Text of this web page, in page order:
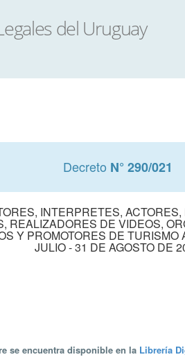
Decreto N° 290/021
INTERPRETES,
REALIZADORES DE VIDEOS,
Y PROMOTORES DE
JULIO - 31 DE AGOSTO DE
se encuentra disponible en la Librería